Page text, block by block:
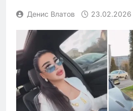
Денис Влатов 23.02.2026